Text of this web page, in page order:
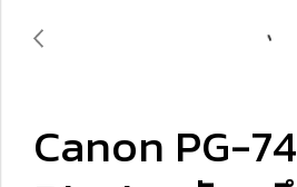
Canon PG-